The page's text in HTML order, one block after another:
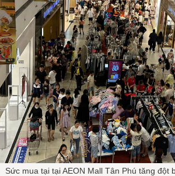
Sức mua tại tại AEON Mall Tân Phú tăng đột